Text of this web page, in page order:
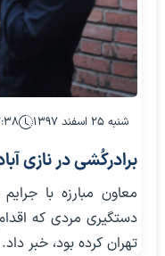
شنبه ۲۵ اسفند ۱۳۹۷
برادرکُشی در نازی
معاون مبارزه با
دستگیری مردی که
تهران کرده بود، خبر داد.